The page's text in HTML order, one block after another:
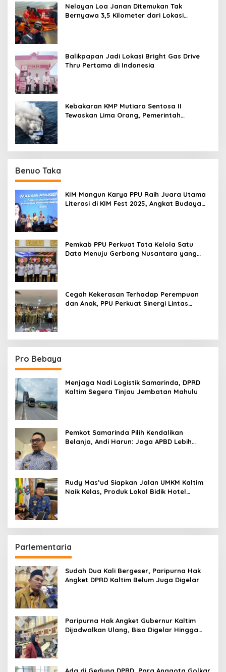
Nelayan Loa Janan Ditemukan Tak
Bernyawa 3,5 Kilometer dari Lokasi
Balikpapan Jadi Lokasi Bright Gas Drive
Thru Pertama di Indonesia
Kebakaran KMP Mutiara Sentosa II
Tewaskan Lima Orang, Pemerintah
Benuo Taka
KIM Mangun Karya PPU Raih Juara Utama
Literasi di KIM Fest 2025, Angkat Budaya
Pemkab PPU Perkuat Tata Kelola Satu
Data Menuju Gerbang Nusantara yang
Cegah Kekerasan Terhadap Perempuan
dan Anak, PPU Perkuat Sinergi Lintas
Pro Bebaya
Menjaga Nadi Logistik Samarinda, DPRD
Kaltim Segera Tinjau Jembatan Mahulu
Pemkot Samarinda Pilih Kendalikan
Belanja, Andi Harun: Jaga APBD Lebih
Rudy Mas’ud Siapkan Jalan UMKM Kaltim
Naik Kelas, Produk Lokal Bidik Hotel
Parlementaria
Sudah Dua Kali Bergeser, Paripurna Hak
Angket DPRD Kaltim Belum Juga Digelar
Paripurna Hak Angket Gubernur Kaltim
Dijadwalkan Ulang, Bisa Digelar Hingga
Ada di Gedung DPRD, Para Anggota Golkar